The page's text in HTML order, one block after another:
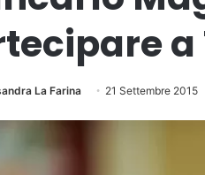
a
La Farina 21 Settembre 2015